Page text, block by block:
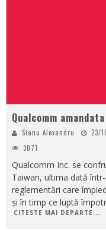
Qualcomm
Sianu Alexandru 23/
3071
Qualcomm Inc. se
Taiwan, ultima dată
reglementări care
și în timp ce luptă
CITESTE MAI DEPARTE...